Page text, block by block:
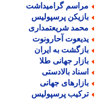
گرامیداشت
پرسپولیس
شریعتمداری
آحارونوت
به ایران
جهانی طلا
بالادستی
جهانی
پرسپولیس